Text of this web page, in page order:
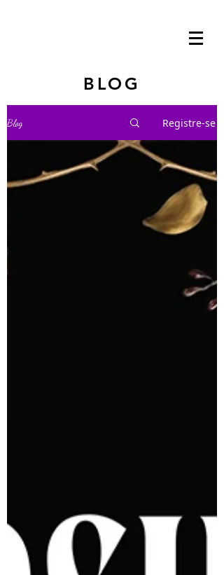
BLOG
Blog Registre-se